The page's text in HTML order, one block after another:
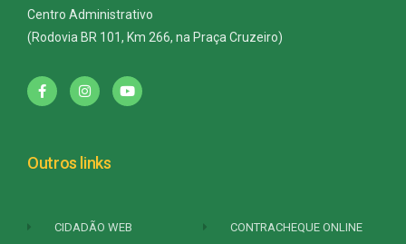
Centro Administrativo
(Rodovia BR 101, Km 266, na Praça Cruzeiro)
Outros links
CIDADÃO WEB CONTRACHEQUE ONLINE